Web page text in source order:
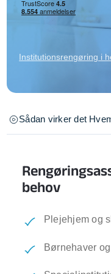
Institutionsrengøring i
Sådan virker det
behov
Plejehjem og
Børnehaver